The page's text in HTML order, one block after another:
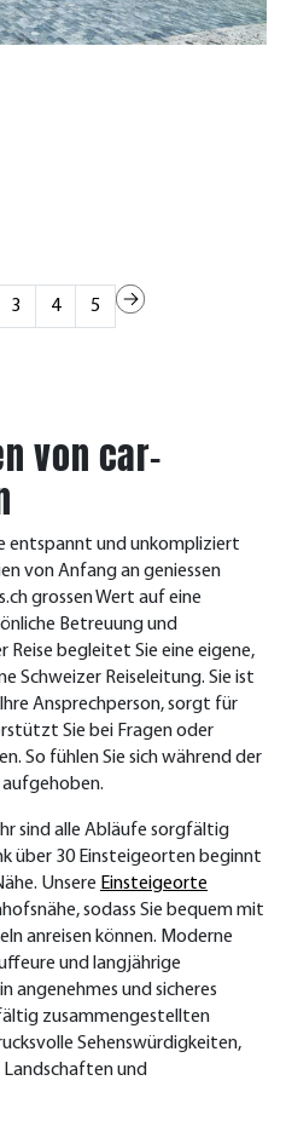
3 4 5
von car-
entspannt und unkompliziert
von Anfang an geniessen
grossen Wert auf eine
Betreuung und
Reise begleitet Sie eine eigene,
Schweizer Reiseleitung. Sie ist
Ansprechperson, sorgt für
Sie bei Fragen oder
So fühlen Sie sich während der
sind alle Abläufe sorgfältig
über 30 Einsteigeorten beginnt
Unsere Einsteigeorte
sodass Sie bequem mit
anreisen können. Moderne
und langjährige
angenehmes und sicheres
zusammengestellten
Sehenswürdigkeiten,
Landschaften und